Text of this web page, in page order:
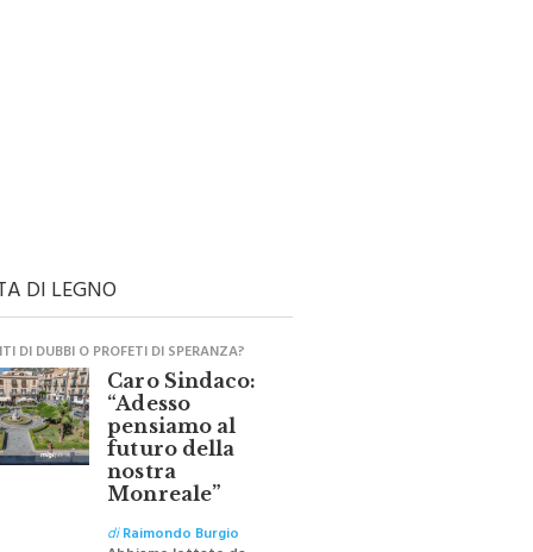
DI LEGNO
DI DUBBI O PROFETI DI SPERANZA?
Caro Sindaco:
“Adesso
pensiamo al
futuro della
nostra
Monreale”